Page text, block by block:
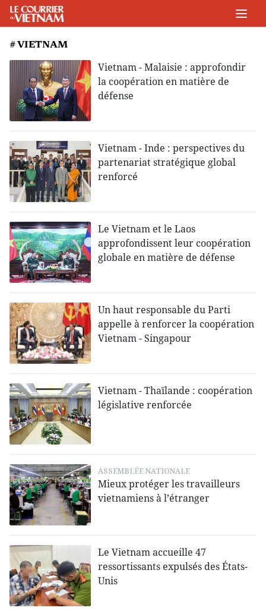
# VIETNAM
Vietnam - Malaisie : approfondir
la coopération en matière de
défense
Vietnam - Inde : perspectives du
partenariat stratégique global
renforcé
Le Vietnam et le Laos
approfondissent leur coopération
globale en matière de défense
Un haut responsable du Parti
appelle à renforcer la coopération
Vietnam - Singapour
Vietnam - Thaïlande : coopération
législative renforcée
ASSEMBLÉE NATIONALE
Mieux protéger les travailleurs
vietnamiens à l’étranger
Le Vietnam accueille 47
ressortissants expulsés des États-
Unis